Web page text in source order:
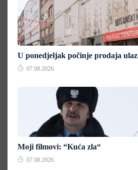
U ponedjeljak počinje prodaja
07.08.2026.
Moji filmovi: “Kuća zla“
07.08.2026.